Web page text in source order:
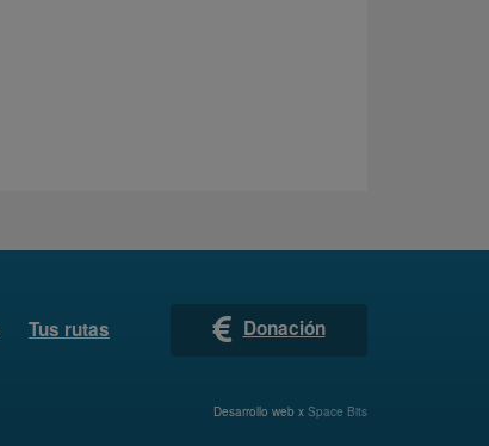
Tus rutas Donación
Desarrollo web x Space Bits